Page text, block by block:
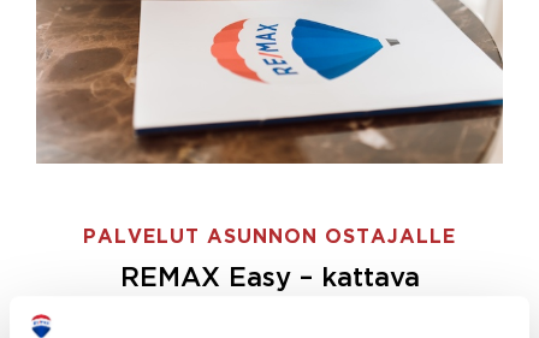
PALVELUT ASUNNON OSTAJALLE
REMAX Easy – kattava